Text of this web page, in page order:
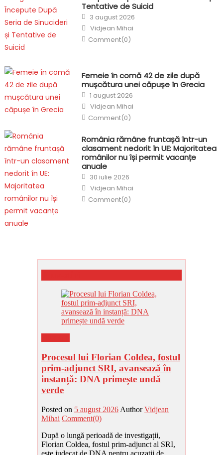
Tentative de Suicid
Posted
on
3 august 2026
Author
Vidjean Mihai
Comment(0)
Femeie în comă 42 de zile după
mușcătura unei căpușe în Grecia
Posted
on
1 august 2026
Author
Vidjean Mihai
Comment(0)
România rămâne fruntașă într-un
clasament nedorit în UE: Majoritatea
românilor nu își permit vacanțe
anuale
Posted
on
30 iulie 2026
Author
Vidjean Mihai
Comment(0)